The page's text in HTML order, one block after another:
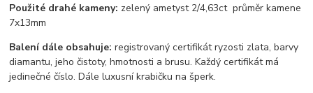
Použité drahé kameny: zelený ametyst 2/4,63ct průměr kamene
7x13mm
Balení dále obsahuje:registrovaný certifikát ryzosti zlata, barvy
diamantu, jeho čistoty, hmotnosti a brusu. Každý certifikát má
jedinečné číslo. Dále luxusní krabičku na šperk.